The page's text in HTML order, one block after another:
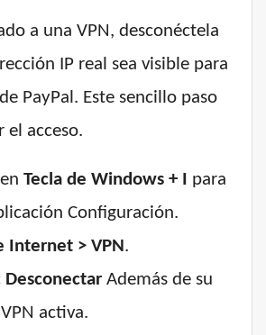
a una VPN, desconéctela
IP real sea visible para
PayPal. Este sencillo paso
el acceso.
Tecla de Windows + I
para
Configuración.
Internet > VPN.
Desconectar Además de su
activa.